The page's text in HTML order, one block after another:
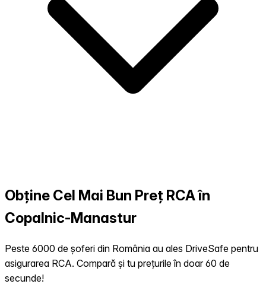
Obține Cel Mai Bun Preț RCA în
Copalnic-Manastur
Peste 6000 de șoferi din România au ales DriveSafe pentru
asigurarea RCA. Compară și tu prețurile în doar 60 de
secunde!